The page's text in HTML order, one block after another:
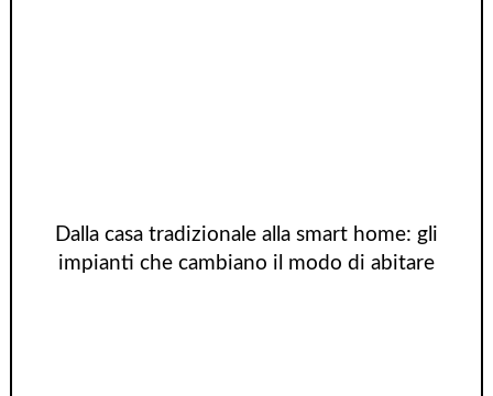
Dalla casa tradizionale alla smart home: gli
impianti che cambiano il modo di abitare